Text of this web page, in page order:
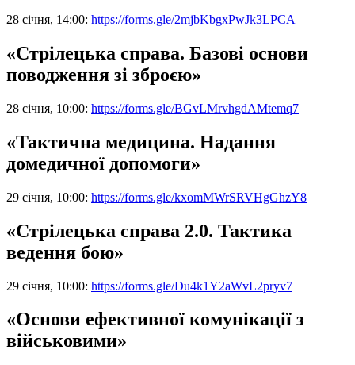
28 січня, 14:00: https://forms.gle/2mjbKbgxPwJk3LPCA
«Стрілецька справа. Базові основи
поводження зі зброєю»
28 січня, 10:00: https://forms.gle/BGvLMrvhgdAMtemq7
«Тактична медицина. Надання
домедичної допомоги»
29 січня, 10:00: https://forms.gle/kxomMWrSRVHgGhzY8
«Стрілецька справа 2.0. Тактика
ведення бою»
29 січня, 10:00: https://forms.gle/Du4k1Y2aWvL2pryv7
«Основи ефективної комунікації з
військовими»